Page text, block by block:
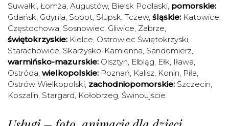
Suwałki, Łomża, Augustów, Bielsk Podlaski, pomorskie:
Gdańsk, Gdynia, Sopot, Słupsk, Tczew, śląskie: Katowice,
Częstochowa, Sosnowiec, Gliwice, Zabrze,
świętokrzyskie: Kielce, Ostrowiec Świętokrzyski,
Starachowice, Skarżysko-Kamienna, Sandomierz,
warmińsko-mazurskie: Olsztyn, Elbląg, Ełk, Iława,
Ostróda, wielkopolskie: Poznań, Kalisz, Konin, Piła,
Ostrów Wielkopolski, zachodniopomorskie: Szczecin,
Koszalin, Stargard, Kołobrzeg, Świnoujście